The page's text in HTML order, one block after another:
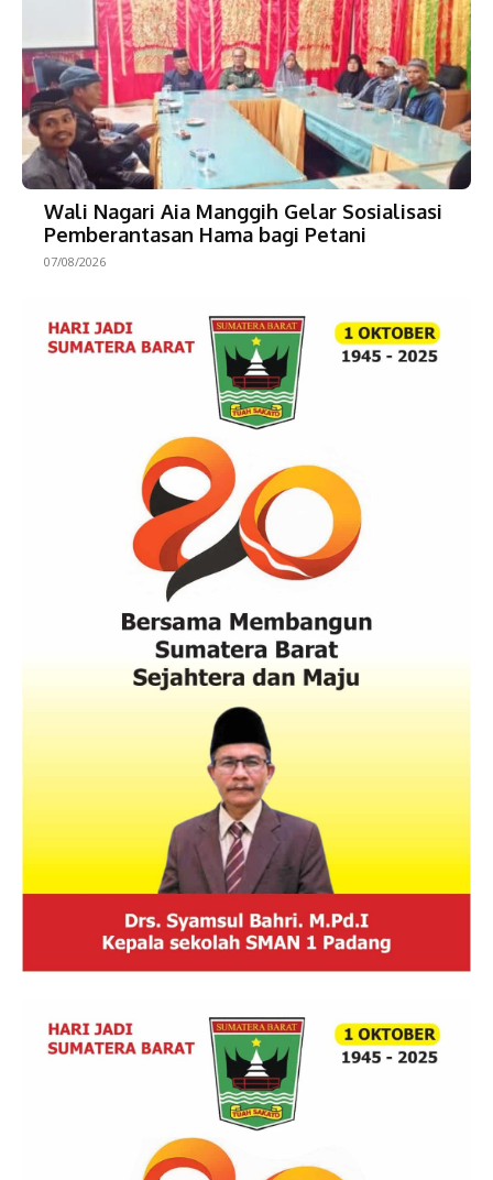
Wali Nagari Aia Manggih Gelar Sosialisasi
Pemberantasan Hama bagi Petani
07/08/2026